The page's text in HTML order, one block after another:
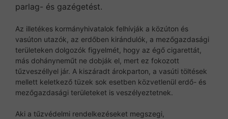
parlag- és gazégetést.
Az illetékes kormányhivatalok felhívják a közúton és
vasúton utazók, az erdőben kirándulók, a mezőgazdasági
területeken dolgozók figyelmét, hogy az égő cigarettát,
más dohányneműt ne dobják el, mert ez fokozott
tűzveszéllyel jár. A kiszáradt árokparton, a vasúti töltések
mellett keletkező tüzek sok esetben közvetlenül erdő- és
mezőgazdasági területeket is veszélyeztetnek.
Aki a tűzvédelmi rendelkezéseket megszegi,